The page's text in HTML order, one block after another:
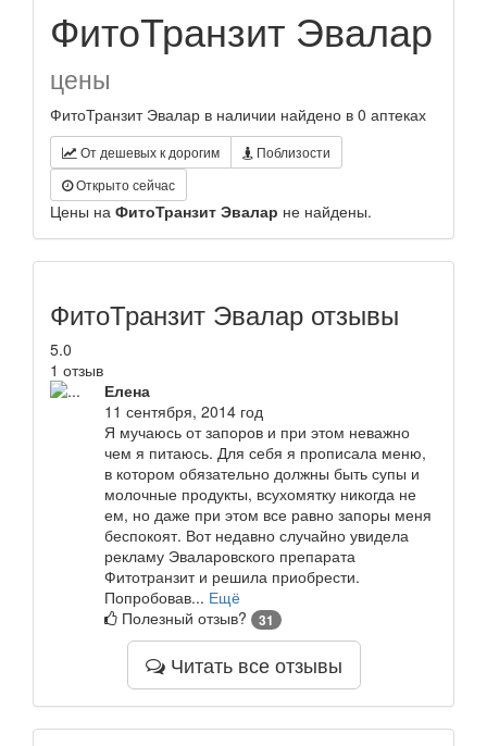
ФитоТранзит Эвалар
цены
ФитоТранзит Эвалар в наличии найдено в 0 аптеках
От дешевых к дорогим
Поблизости
Открыто сейчас
Цены на ФитоТранзит Эвалар не найдены.
ФитоТранзит Эвалар отзывы
5.0
1 отзыв
Елена
11 сентября, 2014 год
Я мучаюсь от запоров и при этом неважно
чем я питаюсь. Для себя я прописала меню,
в котором обязательно должны быть супы и
молочные продукты, всухомятку никогда не
ем, но даже при этом все равно запоры меня
беспокоят. Вот недавно случайно увидела
рекламу Эваларовского препарата
Фитотранзит и решила приобрести.
Попробовав... Ещё
Полезный отзыв?
31
Читать все отзывы